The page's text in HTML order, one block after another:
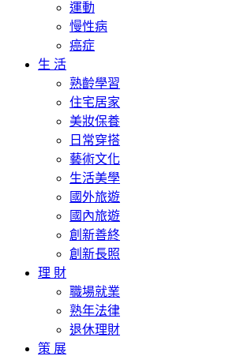
運動
慢性病
癌症
生 活
熟齡學習
住宅居家
美妝保養
日常穿搭
藝術文化
生活美學
國外旅遊
國內旅遊
創新善終
創新長照
理 財
職場就業
熟年法律
退休理財
策 展